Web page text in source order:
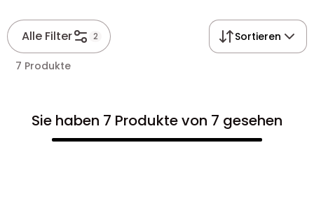
Alle Filter 2 Sortieren
7 Produkte
Sie haben 7 Produkte von 7 gesehen